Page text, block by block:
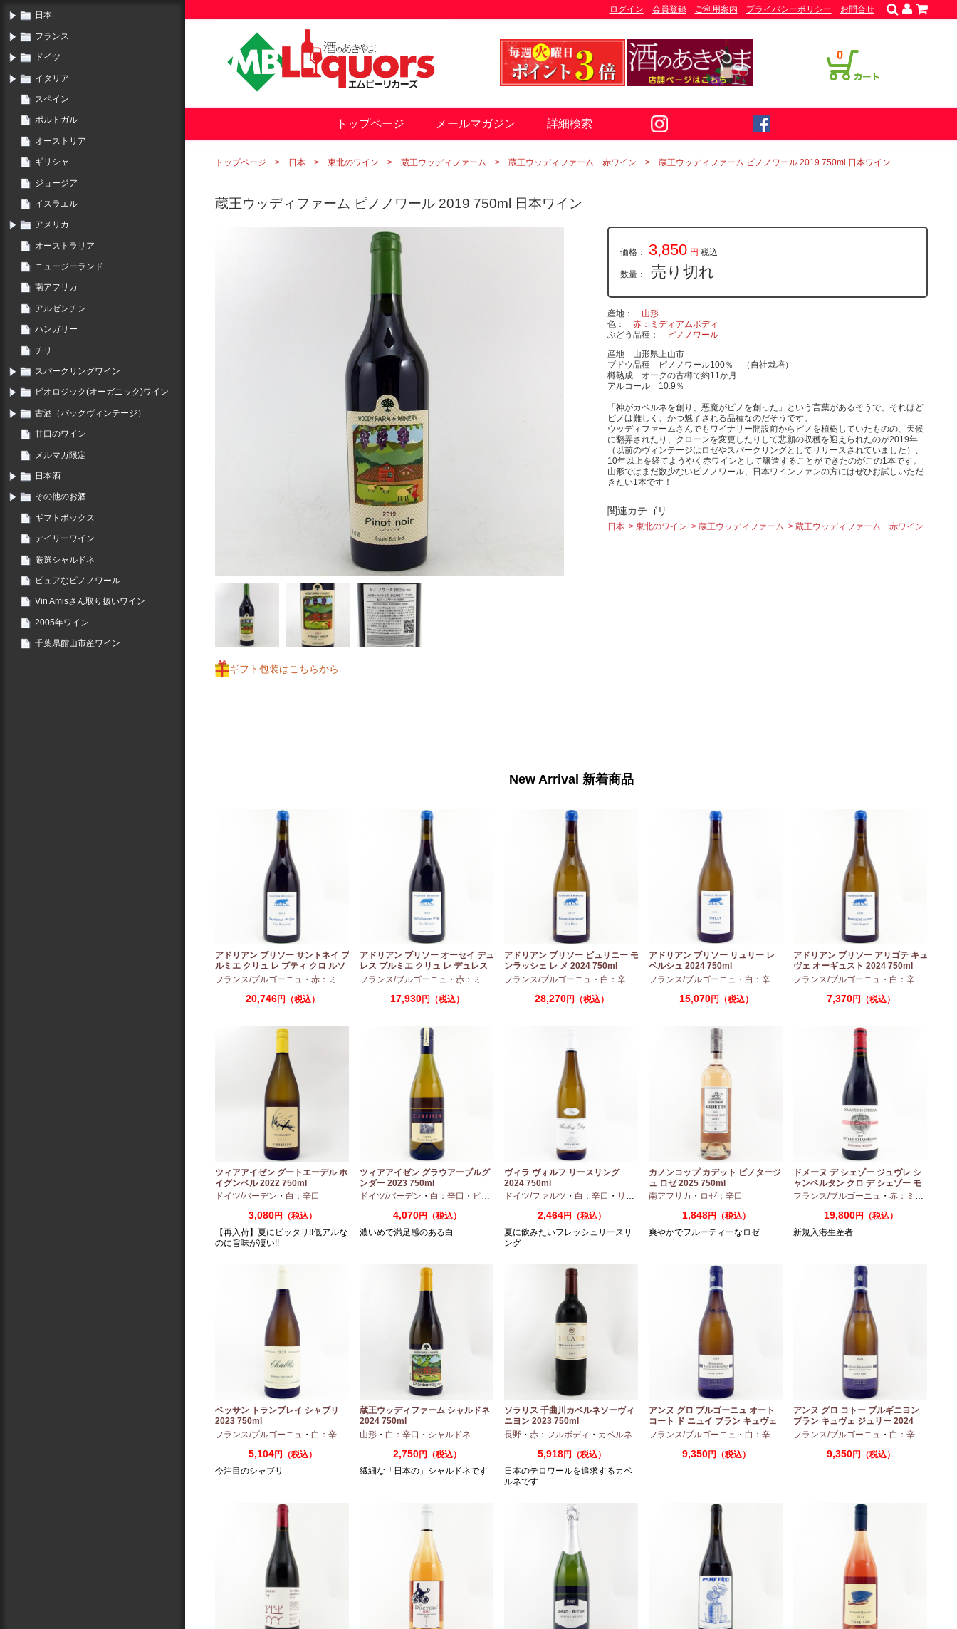
日本
フランス
ドイツ
イタリア
スペイン
ポルトガル
オーストリア
ギリシャ
ジョージア
イスラエル
アメリカ
オーストラリア
ニュージーランド
南アフリカ
アルゼンチン
ハンガリー
チリ
スパークリングワイン
ビオロジック(オーガニック)ワイン
古酒（バックヴィンテージ）
甘口のワイン
メルマガ限定
日本酒
その他のお酒
ギフトボックス
デイリーワイン
厳選シャルドネ
ピュアなピノノワール
Vin Amisさん取り扱いワイン
2005年ワイン
千葉県館山市産ワイン
0
ログイン 会員登録 ご利用案内 プライバシーポリシー お問合せ
トップページ メールマガジン 詳細検索
トップページ 日本 東北のワイン 蔵王ウッディファーム 蔵王ウッディファーム 赤ワイン 蔵王ウッディファーム ピノノワール 2019 750ml 日本ワイン
蔵王ウッディファーム ピノノワール 2019 750ml 日本ワイン
ギフト包装はこちらから
価格： 3,850 円 税込
数量： 売り切れ
産地
山形
色
赤：ミディアムボディ
ぶどう品種
ピノノワール
産地 山形県上山市
ブドウ品種 ピノノワール100％ （自社栽培）
樽熟成 オークの古樽で約11か月
アルコール 10.9％
「神がカベルネを創り、悪魔がピノを創った」という言葉があるそうで、それほど
ピノは難しく、かつ魅了される品種なのだそうです。
ウッディファームさんでもワイナリー開設前からピノを植樹していたものの、天候
に翻弄されたり、クローンを変更したりして悲願の収穫を迎えられたのが2019年
（以前のヴィンテージはロゼやスパークリングとしてリリースされていました）、
10年以上を経てようやく赤ワインとして醸造することができたのがこの1本です。
山形ではまだ数少ないピノノワール、日本ワインファンの方にはぜひお試しいただ
きたい1本です！
関連カテゴリ
日本 東北のワイン 蔵王ウッディファーム 蔵王ウッディファーム 赤ワイン
New Arrival 新着商品
アドリアン ブリソー サントネイ プ
ルミエ クリュ レ プティ クロ ルソ
ー 2024 750ml
フランス/ブルゴーニュ ・ 赤：ミディアムボディ ・ピノノワール
20,746円（税込）
アドリアン ブリソー オーセイ デュ
レス プルミエ クリュ レ デュレス
2024 750ml
フランス/ブルゴーニュ ・ 赤：ミディアムボディ ・ピノノワール
17,930円（税込）
アドリアン ブリソー ピュリニー モ
ンラッシェ レ メ 2024 750ml
フランス/ブルゴーニュ ・ 白：辛口 シャルドネ
28,270円（税込）
アドリアン ブリソー リュリー レ
ペルシュ 2024 750ml
フランス/ブルゴーニュ ・ 白：辛口 シャルドネ
15,070円（税込）
アドリアン ブリソー アリゴテ キュ
ヴェ オーギュスト 2024 750ml
フランス/ブルゴーニュ ・ 白：辛口
7,370円（税込）
ツィアアイゼン グートエーデル ホ
イグンベル 2022 750ml
ドイツ/バーデン ・ 白：辛口
3,080円（税込）
【再入荷】夏にピッタリ!!低アルな
のに旨味が凄い!!
ツィアアイゼン グラウアーブルグ
ンダー 2023 750ml
ドイツ/バーデン ・ 白：辛口 ・ ピノグリ
4,070円（税込）
濃いめで満足感のある白
ヴィラ ヴォルフ リースリング
2024 750ml
ドイツ/ファルツ ・ 白：辛口 ・ リースリング
2,464円（税込）
夏に飲みたいフレッシュリースリ
ング
カノンコップ カデット ピノタージ
ュ ロゼ 2025 750ml
南アフリカ ・ ロゼ：辛口
1,848円（税込）
爽やかでフルーティーなロゼ
ドメーヌ デ シェゾー ジュヴレ シ
ャンベルタン クロ デ シェゾー モ
ノポール 2023 750ml
フランス/ブルゴーニュ ・ 赤：ミディアムボディ
19,800円（税込）
新規入港生産者
ベッサン トランブレイ シャブリ
2023 750ml
フランス/ブルゴーニュ ・ 白：辛口 シャルドネ
5,104円（税込）
今注目のシャブリ
蔵王ウッディファーム シャルドネ
2024 750ml
山形・ 白：辛口 ・ シャルドネ
2,750円（税込）
繊細な「日本の」シャルドネです
ソラリス 千曲川カベルネソーヴィ
ニヨン 2023 750ml
長野・ 赤：フルボディ ・ カベルネ
5,918円（税込）
日本のテロワールを追求するカベ
ルネです
アンヌ グロ ブルゴーニュ オート
コート ド ニュイ ブラン キュヴェ
マリーヌ 2024 750ml
フランス/ブルゴーニュ ・ 白：辛口 シャルドネ
9,350円（税込）
アンヌ グロ コトー ブルギニヨン
ブラン キュヴェ ジュリー 2024
フランス/ブルゴーニュ ・ 白：辛口
9,350円（税込）